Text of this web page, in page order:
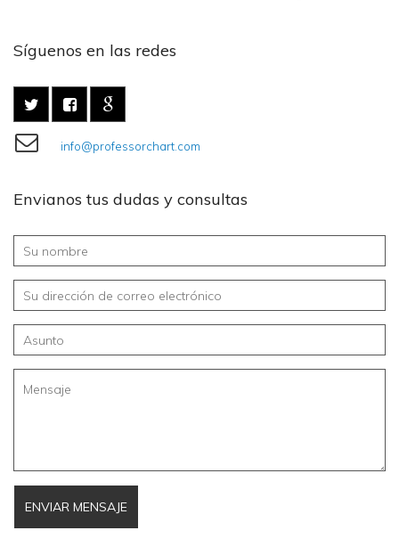
Síguenos en las redes
info@professorchart.com
Envianos tus dudas y consultas